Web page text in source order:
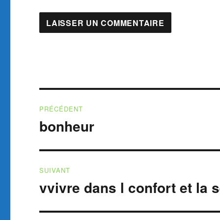
de
PRÉCÉDENT
Publication
bonheur
SUIVANT
Publication
vvivre dans l confort et la